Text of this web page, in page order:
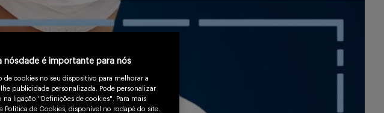
nósdade é importante para nós
cookies no seu dispositivo para melhorar a
publicidade personalizada. Pode personalizar
ligação "Definições de cookies". Para mais
de Cookies, disponível no rodapé do site.